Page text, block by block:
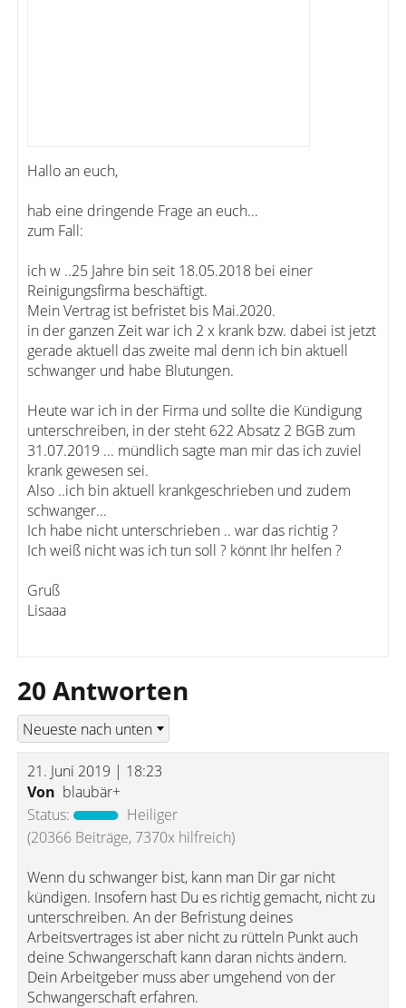
Hallo an euch,
hab eine dringende Frage an euch...
zum Fall:
ich w ..25 Jahre bin seit 18.05.2018 bei einer
Reinigungsfirma beschäftigt.
Mein Vertrag ist befristet bis Mai.2020.
in der ganzen Zeit war ich 2 x krank bzw. dabei ist jetzt
gerade aktuell das zweite mal denn ich bin aktuell
schwanger und habe Blutungen.
Heute war ich in der Firma und sollte die Kündigung
unterschreiben, in der steht 622 Absatz 2 BGB zum
31.07.2019 ... mündlich sagte man mir das ich zuviel
krank gewesen sei.
Also ..ich bin aktuell krankgeschrieben und zudem
schwanger...
Ich habe nicht unterschrieben .. war das richtig ?
Ich weiß nicht was ich tun soll ? könnt Ihr helfen ?
Gruß
Lisaaa
20 Antworten
21. Juni 2019 | 18:23
Von blaubär+
Status:
Heiliger
(20366 Beiträge, 7370x hilfreich)
Wenn du schwanger bist, kann man Dir gar nicht
kündigen. Insofern hast Du es richtig gemacht, nicht zu
unterschreiben. An der Befristung deines
Arbeitsvertrages ist aber nicht zu rütteln Punkt auch
deine Schwangerschaft kann daran nichts ändern.
Dein Arbeitgeber muss aber umgehend von der
Schwangerschaft erfahren.